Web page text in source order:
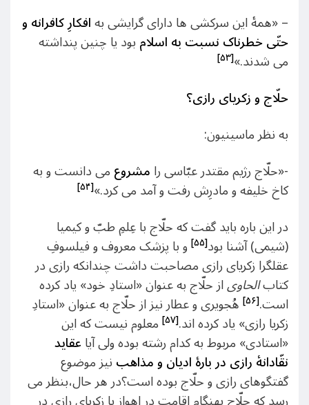
– «همۀ این سرکشی ها دارای گرایشی بهافکارِ کافرانه و
حتّی خطرناک نسبت به اسلامبود یا چنین پنداشته
می شدند.»[۵۳]
حلّاج و زکریای رازی؟
به نظر ماسینیون:
-«حلّاج رژیم مقتدر عبّاسی رامشروعمی دانست و به
کاخ خلیفه و مادرِش رفت و آمد می کرد.»[۵۴]
در این باره باید گفت که حلّاج با عِلمِ طبّ و کیمیا
(شیمی) آشنا بود[۵۵] و با پزشک معروف و فیلسوفِ
عقلگرا زکریای رازی مصاحبت داشت چندانکه رازی در
کتابالحاویاز حلّاج به عنوان «استادِ خود» یاد کرده
است.[۵۶] هُجویری و عطار نیز از حلّاج به عنوان «استادِ
زکریا رازی» یاد کرده اند.[۵۷] معلوم نیست که این
«استادی» مربوط به کدام رشته بوده ولی آیاعقاید
نقّادانۀ رازی در بارۀ ادیان و مذاهبنیز موضوع
گفتگوهای رازی و حلّاج بوده است؟در هر حال،بنظر می